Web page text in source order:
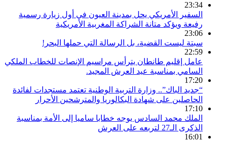
23:34
السفير الأمريكي يحل بمدينة العيون في أول زيارة رسمية
رفيعة ويؤكد متانة الشراكة المغربية الأمريكية
23:06
سبتة ليست القضية، بل الرسالة التي حملها البحر!
22:59
عامل إقليم طانطان يترأس مراسيم الإنصات للخطاب الملكي
السامي بمناسبة عيد العرش المجيد.
17:20
“جديد الباك”.. وزارة التربية الوطنية تعتمد مستجدات لفائدة
الحاصلين على شهادة البكالوريا والمترشحين الأحرار
17:10
الملك محمد السادس يوجه خطابا ساميا إلى الأمة بمناسبة
الذكرى الـ27 لتربعه على العرش
16:01